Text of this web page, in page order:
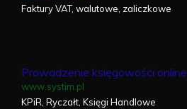
Faktury VAT, walutowe, zaliczkowe
Prowadzenie księgowości online
www.systim.pl
KPiR, Ryczałt, Księgi Handlowe